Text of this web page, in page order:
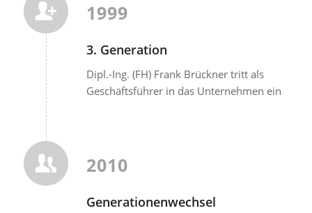
1999
3. Generation
Dipl.-Ing. (FH) Frank Brückner tritt als
Geschäftsführer in das Unternehmen ein
2010
Generationenwechsel